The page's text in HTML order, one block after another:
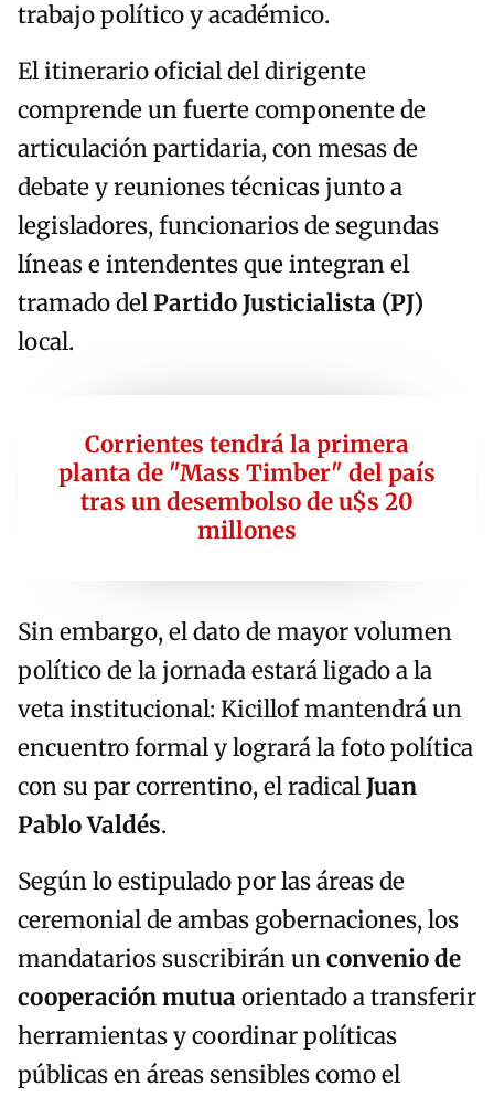
trabajo político y académico.
El itinerario oficial del dirigente
comprende un fuerte componente de
articulación partidaria, con mesas de
debate y reuniones técnicas junto a
legisladores, funcionarios de segundas
líneas e intendentes que integran el
tramado delPartido Justicialista (PJ)
local.
Corrientes tendrá la primera
planta de "Mass Timber" del país
tras un desembolso de u$s 20
millones
Sin embargo, el dato de mayor volumen
político de la jornada estará ligado a la
veta institucional: Kicillof mantendrá un
encuentro formal y logrará la foto política
con su par correntino, el radicalJuan
Pablo Valdés.
Según lo estipulado por las áreas de
ceremonial de ambas gobernaciones, los
mandatarios suscribirán unconvenio de
cooperación mutuaorientado a transferir
herramientas y coordinar políticas
públicas en áreas sensibles como el